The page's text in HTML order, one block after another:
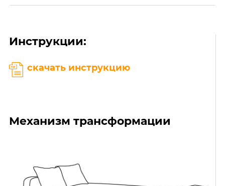
Инструкции:
скачать инструкцию
Механизм трансформации